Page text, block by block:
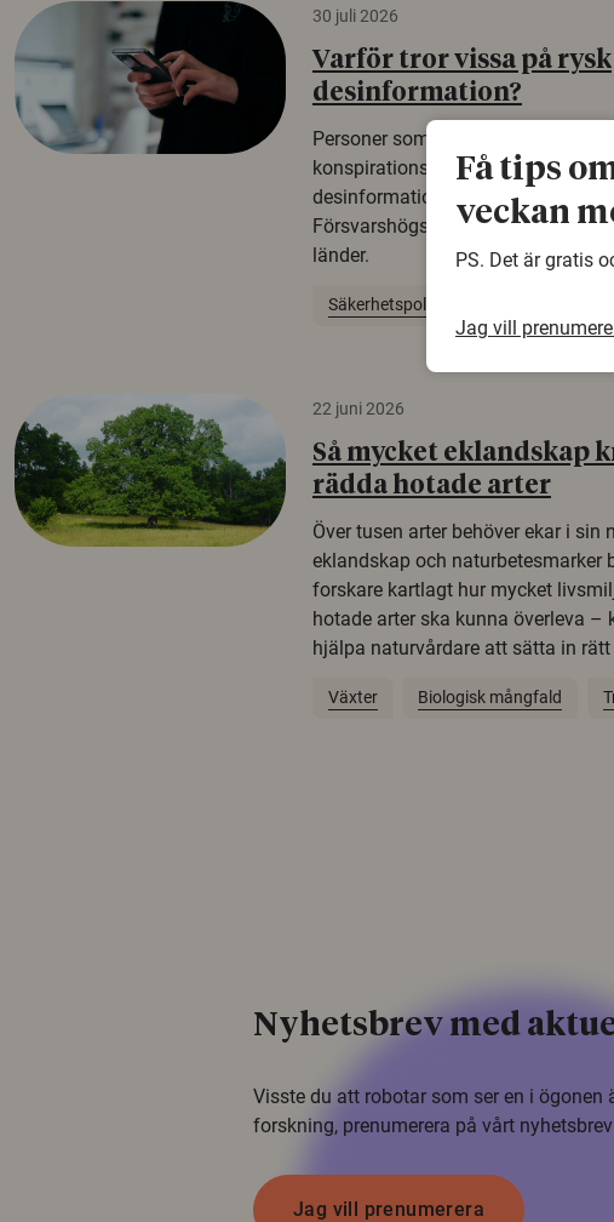
30 juli 2026
Varför tror vissa på rysk
desinformation?
Personer som är mer benägna att
konspirationsteorier är ofta mer
desinformation. Det visar en studie
Försvarshögskolan med deltagare
länder.
Säkerhetspolitik
22 juni 2026
Så mycket eklandskap
rädda hotade arter
Över tusen arter behöver ekar i sin
eklandskap och naturbetesmarker
forskare kartlagt hur mycket
hotade arter ska kunna överleva –
hjälpa naturvårdare att sätta in
Växter Biologisk mångfald
Nyhetsbrev med
Visste du att robotar som ser en i
forskning, prenumerera på vårt
Jag vill prenumerera
Få tips
veckan
PS. Det är gratis
Jag vill